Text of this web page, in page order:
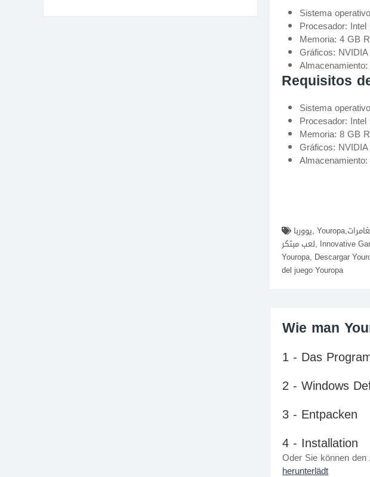
Sistema
Procesador:
Memoria: 4 GB
Gráficos:
Requisitos
Sistema
Procesador:
Memoria: 8 GB
Gráficos:
لعب مبتكر, Innovative Gameplay,تجربة فريدة, Unique Experience,descargar Youropa fitgirl repacks, elamigos , descargar juego
Youropa, Descargar
del juego Youropa
Wie man
1 - Das
2 - Windows
3 - Entpacken
4 - Installation
Oder Sie können
herunterlädt